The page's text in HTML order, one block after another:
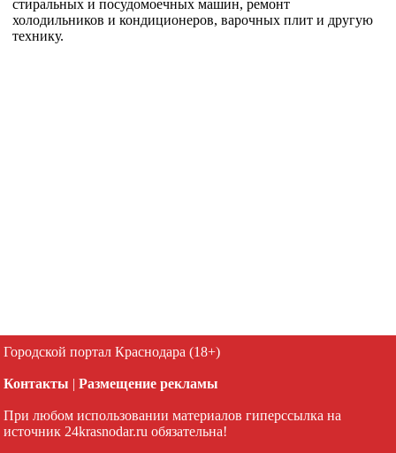
стиральных и посудомоечных машин, ремонт
холодильников и кондиционеров, варочных плит и другую
технику.
Городской портал Краснодара (18+)
Контакты | Размещение рекламы
При любом использовании материалов гиперссылка на
источник 24krasnodar.ru обязательна!